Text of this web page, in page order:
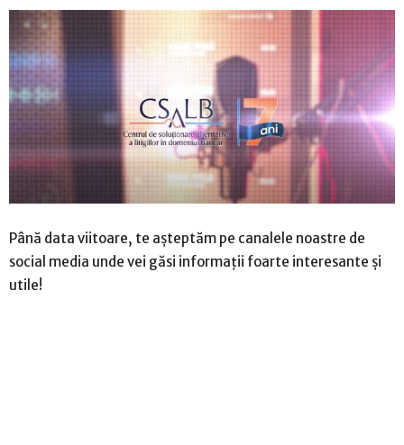
Până data viitoare, te așteptăm pe canalele noastre de
social media unde vei găsi informații foarte interesante și
utile!